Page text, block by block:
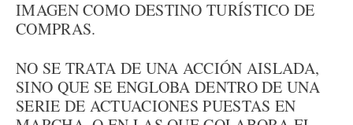
IMAGEN COMO DESTINO TURÍSTICO DE
COMPRAS.
NO SE TRATA DE UNA ACCIÓN AISLADA,
SINO QUE SE ENGLOBA DENTRO DE UNA
SERIE DE ACTUACIONES PUESTAS EN